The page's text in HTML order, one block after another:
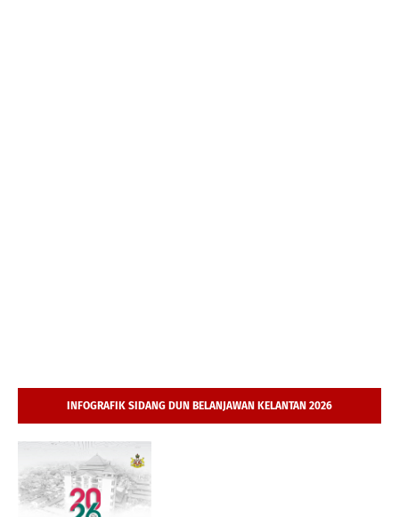
INFOGRAFIK SIDANG DUN BELANJAWAN KELANTAN 2026